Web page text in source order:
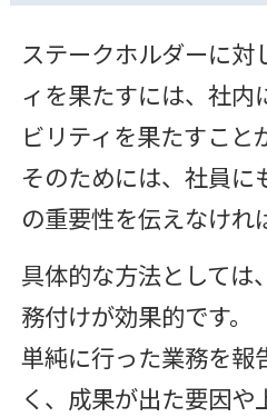
ステークホルダーに
ィを果たすには、社内
ビリティを果たすこと
そのためには、社員に
の重要性を伝えなけれ
具体的な方法としては
務付けが効果的です。
単純に行った業務を報
く、成果が出た要因